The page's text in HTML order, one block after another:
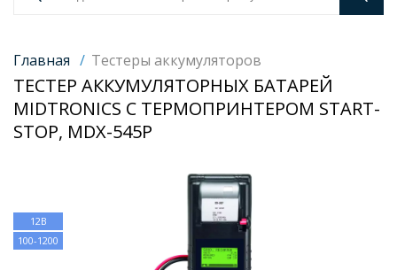
Главная / Тестеры аккумуляторов
ТЕСТЕР АККУМУЛЯТОРНЫХ БАТАРЕЙ
MIDTRONICS С ТЕРМОПРИНТЕРОМ START-
STOP, MDX-545P
12В
100-1200